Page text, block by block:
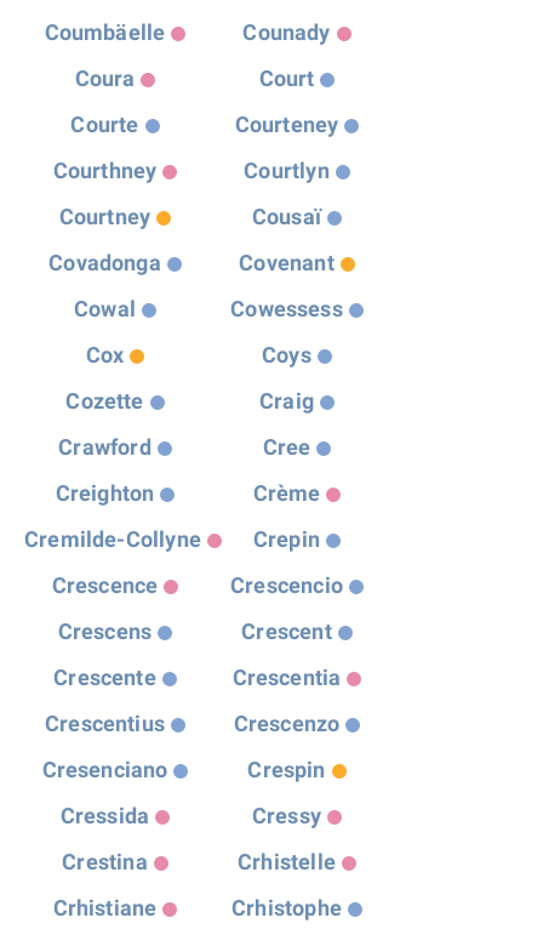
Coumbäelle
Counady
Coura
Court
Courte
Courteney
Courthney
Courtlyn
Courtney
Cousaï
Covadonga
Covenant
Cowal
Cowessess
Cox
Coys
Cozette
Craig
Crawford
Cree
Creighton
Crème
Cremilde-Collyne
Crepin
Crescence
Crescencio
Crescens
Crescent
Crescente
Crescentia
Crescentius
Crescenzo
Cresenciano
Crespin
Cressida
Cressy
Crestina
Crhistelle
Crhistiane
Crhistophe